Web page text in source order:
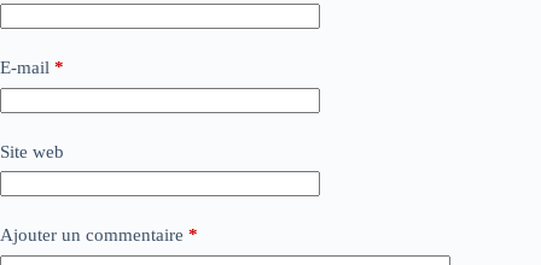
E-mail *
Site web
Ajouter un commentaire *